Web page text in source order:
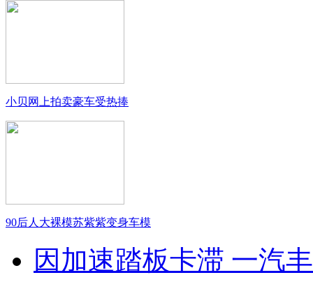
小贝网上拍卖豪车受热捧
90后人大裸模苏紫紫变身车模
因加速踏板卡滞 一汽